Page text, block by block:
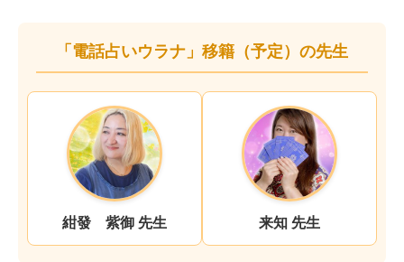
「電話占いウラナ」移籍（予定）の先生
紺發 紫御 先生 来知 先生